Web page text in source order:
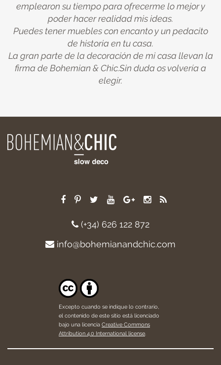
emplearon su tiempo para ofrecerme lo mejor y
poder hacer realidad mis ideas.
Puedes tener muebles con encanto y un pedacito
de historia en tu casa.
La gran parte de la decoración de mi casa llevan la
firma de Bohemian & Chic.Sin duda os volvería a
elegir.
(+34) 626 122 872
info@bohemianandchic.com
Excepto cuando se indique lo contrario,
el contenido de este sitio está licenciado
bajo una licencia Creative Commons
Attribution 4.0 International license.